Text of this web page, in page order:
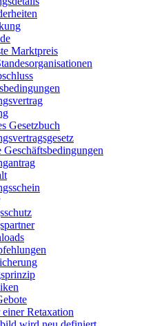
Marktpreis
Gesetzbuch
Retaxation